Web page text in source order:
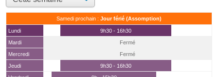
Samedi prochain : Jour férié (Assomption)
Lundi
9h30 - 16h30
Mardi
Fermé
Mercredi
Fermé
Jeudi
9h30 - 16h30